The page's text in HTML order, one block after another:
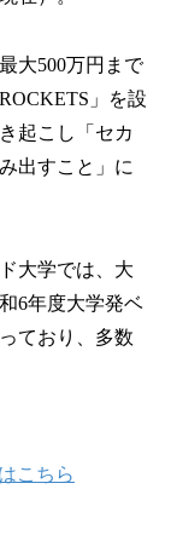
大500万円まで
」を設
起こし「セカ
出すこと」に
大学では、大
6年度大学発ベ
ており、多数
こちら